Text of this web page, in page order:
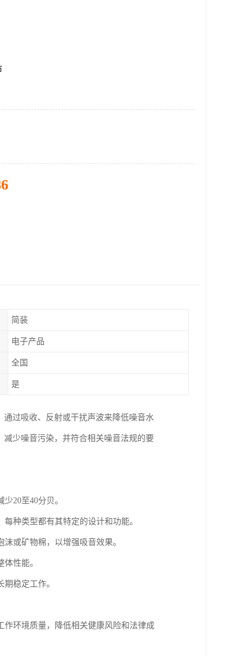
简装
电子产品
全国
是
过吸收、反射或干扰声波来降低噪音水
少噪音污染，并符合相关噪音法规的要
20至40分贝。
种类型都有其特定的设计和功能。
或矿物棉，以增强吸音效果。
性能。
稳定工作。
作环境质量，降低相关健康风险和法律成